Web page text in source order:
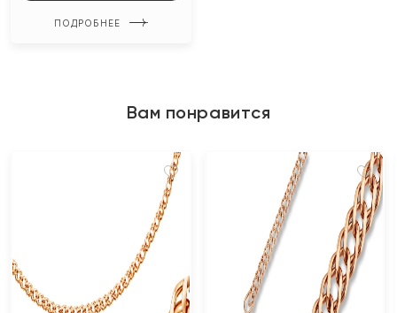
ПОДРОБНЕЕ
Вам понравится